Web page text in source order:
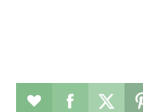
VerhaalDeel dit